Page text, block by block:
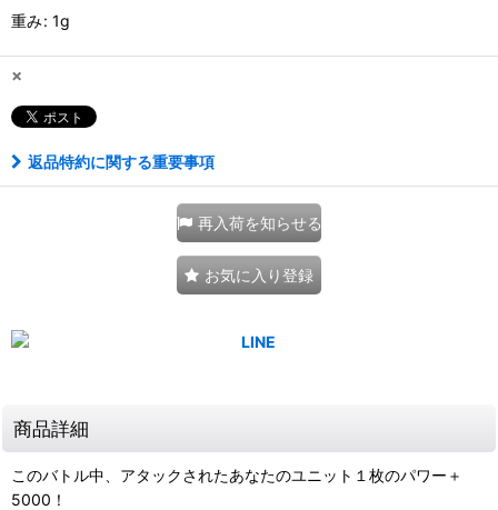
重み: 1g
×
返品特約に関する重要事項
再入荷を知らせる
お気に入り登録
商品詳細
このバトル中、アタックされたあなたのユニット１枚のパワー＋
5000！